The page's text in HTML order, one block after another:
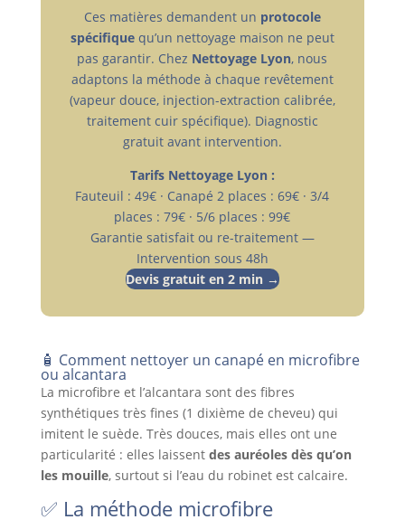
Ces matières demandent un protocole
spécifiquequ’un nettoyage maison ne peut
pas garantir. Chez Nettoyage Lyon, nous
adaptons la méthode à chaque revêtement
(vapeur douce, injection-extraction calibrée,
traitement cuir spécifique). Diagnostic
gratuit avant intervention.
Tarifs Nettoyage Lyon :
Fauteuil : 49€ · Canapé 2 places : 69€ · 3/4
places : 79€ · 5/6 places : 99€
Garantie satisfait ou re-traitement —
Intervention sous 48h
Devis gratuit en 2 min →
🧴 Comment nettoyer un canapé en microfibre
ou alcantara
La microfibre et l’alcantara sont des fibres
synthétiques très fines (1 dixième de cheveu) qui
imitent le suède. Très douces, mais elles ont une
particularité : elles laissent des auréoles dès qu’on
les mouille, surtout si l’eau du robinet est calcaire.
✅ La méthode microfibre